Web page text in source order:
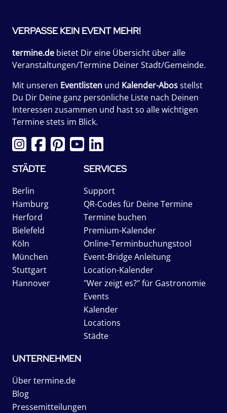
VERPASSE KEIN EVENT MEHR!
termine.de bietet Dir eine Übersicht über alle
Veranstaltungen/Termine Deiner Stadt/Gemeinde.
Mit unseren Eventlisten und Kalender-Abosstellst
Du Dir Deine ganz persönliche Liste nach Deinen
Interessen zusammen und hast so alle wichtigen
Termine stets im Blick.
STÄDTE
Berlin
Hamburg
Herford
Bielefeld
Köln
München
Stuttgart
Hannover
SERVICES
Support
QR-Codes für Deine Termine
Termine buchen
Premium-Kalender
Online-Terminbuchungstool
Event-Bridge Anleitung
Location-Kalender
"Wer zeigt es?" für Gastronomie
Events
Kalender
Locations
Städte
UNTERNEHMEN
Über termine.de
Blog
Pressemitteilungen